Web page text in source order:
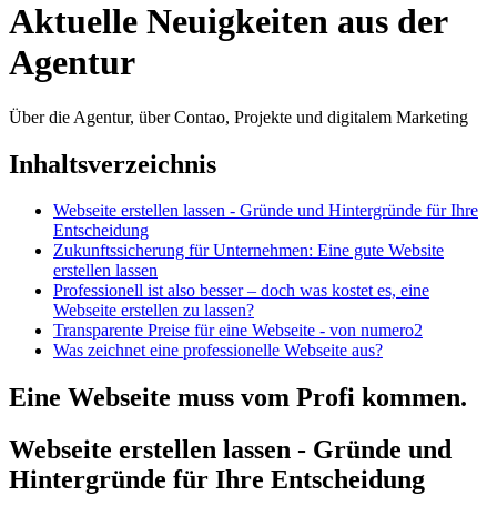
Aktuelle Neuigkeiten aus der
Agentur
Über die Agentur, über Contao, Projekte und digitalem Marketing
Inhaltsverzeichnis
Webseite erstellen lassen - Gründe und Hintergründe für Ihre
Entscheidung
Zukunftssicherung für Unternehmen: Eine gute Website
erstellen lassen
Professionell ist also besser – doch was kostet es, eine
Webseite erstellen zu lassen?
Transparente Preise für eine Webseite - von numero2
Was zeichnet eine professionelle Webseite aus?
Eine Webseite muss vom Profi kommen.
Webseite erstellen lassen - Gründe und
Hintergründe für Ihre Entscheidung